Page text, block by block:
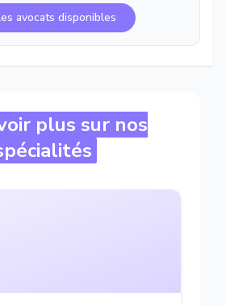
avocats disponibles
plus sur nos